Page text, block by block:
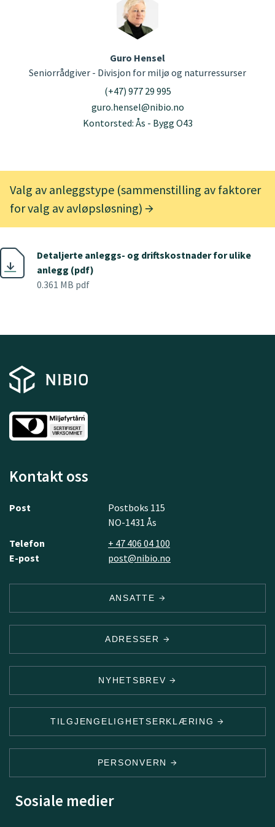
Guro Hensel
Seniorrådgiver - Divisjon for miljø og naturressurser
(+47) 977 29 995
guro.hensel@nibio.no
Kontorsted: Ås - Bygg O43
Valg av anleggstype (sammenstilling av faktorer
for valg av avløpsløsning)
Detaljerte anleggs- og driftskostnader for ulike
anlegg (pdf)
0.361 MB pdf
Kontakt oss
Post
Postboks 115
NO-1431 Ås
Telefon
+ 47 406 04 100
E-post
post@nibio.no
ANSATTE
ADRESSER
NYHETSBREV
TILGJENGELIGHETSERKLÆRING
PERSONVERN
Sosiale medier